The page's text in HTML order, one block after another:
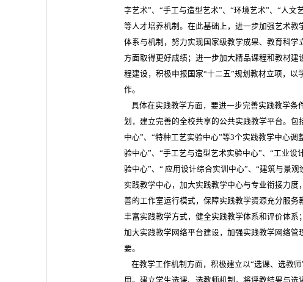
字艺术”、“手工与造型艺术”、“环境艺术”、“人文
等人才培养机制。在此基础上，进一步加强艺术
体系与机制，努力实现国家级教学成果、教育科
方面取得更好成绩；进一步加大精品课程和教材
程建设，积极申报国家“十二五”规划教材立项，
作。
具体在实践教学方面，要进一步完善实践教学条
划，建立完善的全校共享的公共实践教学平台。包
中心”、“特种工艺实验中心”等3个实践教学中心调
验中心”、“手工艺与造型艺术实验中心”、“工业设
验中心”、“ 应用设计综合实训中心”、“建筑与景
实践教学中心，加大实践教学中心与专业衔接力
善的工作室运行模式，保障实践教学资源充分服务
丰富实践教学方式，健全实践教学体系和评价体
加大实践教学网络平台建设，加强实践教学网络
要。
在教学工作机制方面，积极建立以“选课、选教